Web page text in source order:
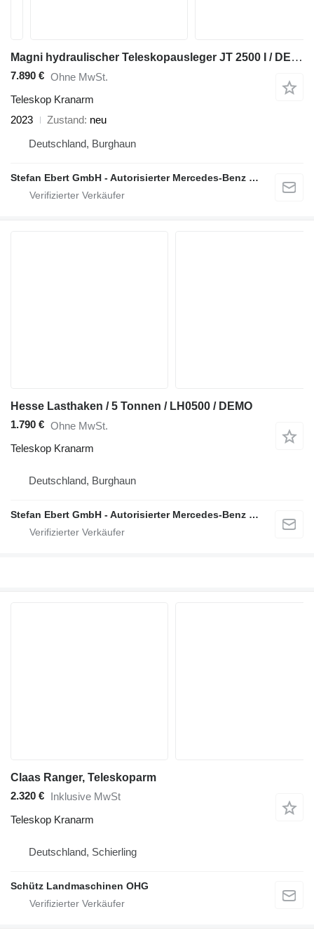
Magni hydraulischer Teleskopausleger JT 2500 I / DEMO
7.890 € Ohne MwSt.
Teleskop Kranarm
2023
Zustand neu
Deutschland, Burghaun
Stefan Ebert GmbH - Autorisierter Mercedes-Benz Servicepartner
Hesse Lasthaken / 5 Tonnen / LH0500 / DEMO
1.790 € Ohne MwSt.
Teleskop Kranarm
Deutschland, Burghaun
Stefan Ebert GmbH - Autorisierter Mercedes-Benz Servicepartner
Claas Ranger, Teleskoparm
2.320 € Inklusive MwSt
Teleskop Kranarm
Deutschland, Schierling
Schütz Landmaschinen OHG